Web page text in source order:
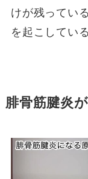
けが残ってい
を起こしてい
腓骨筋腱炎